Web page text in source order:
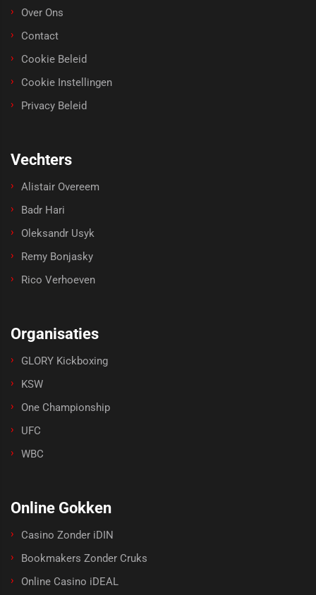
Over Ons
Contact
Cookie Beleid
Cookie Instellingen
Privacy Beleid
Vechters
Alistair Overeem
Badr Hari
Oleksandr Usyk
Remy Bonjasky
Rico Verhoeven
Organisaties
GLORY Kickboxing
KSW
One Championship
UFC
WBC
Online Gokken
Casino Zonder iDIN
Bookmakers Zonder Cruks
Online Casino iDEAL